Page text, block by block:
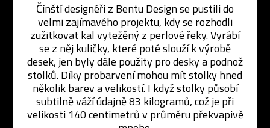
Čínští designéři z Bentu Design se pustili do
velmi zajímavého projektu, kdy se rozhodli
zužitkovat kal vytežěný z perlové řeky. Vyrábí
se z něj kuličky, které poté slouží k výrobě
desek, jen byly dále použity pro desky a podnož
stolků. Díky probarvení mohou mít stolky hned
několik barev a velikostí. I když stolky působí
subtilně váží údajně 83 kilogramů, což je při
velikosti 140 centimetrů v průměru překvapivě